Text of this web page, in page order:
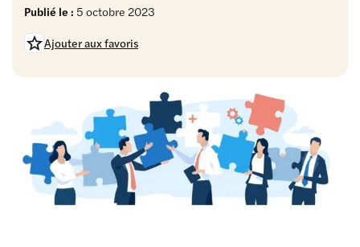
Publié le : 5 octobre 2023
Ajouter aux favoris